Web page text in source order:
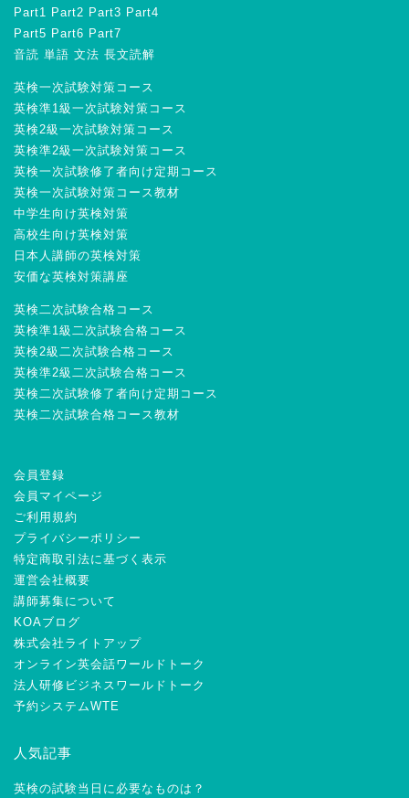
Part1 Part2 Part3 Part4
Part5 Part6 Part7
音読 単語 文法 長文読解
英検一次試験対策コース
英検準1級一次試験対策コース
英検2級一次試験対策コース
英検準2級一次試験対策コース
英検一次試験修了者向け定期コース
英検一次試験対策コース教材
中学生向け英検対策
高校生向け英検対策
日本人講師の英検対策
安価な英検対策講座
英検二次試験合格コース
英検準1級二次試験合格コース
英検2級二次試験合格コース
英検準2級二次試験合格コース
英検二次試験修了者向け定期コース
英検二次試験合格コース教材
会員登録
会員マイページ
ご利用規約
プライバシーポリシー
特定商取引法に基づく表示
運営会社概要
講師募集について
KOAブログ
株式会社ライトアップ
オンライン英会話ワールドトーク
法人研修ビジネスワールドトーク
予約システムWTE
人気記事
英検の試験当日に必要なものは？